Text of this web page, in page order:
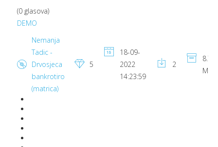
(0 glasova)
DEMO
Nemanja
Tadic -
Drvosjeca
bankrotiro
(matrica)
5
18-09-
2022
14:23:59
2
8.73
MB